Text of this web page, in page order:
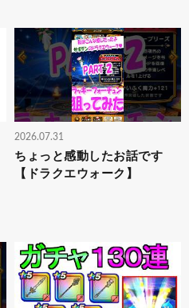
2026.07.31
ちょっと感動したお話です
【ドラクエウォーク】